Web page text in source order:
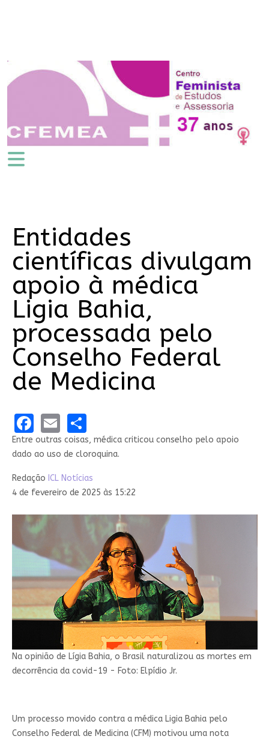
Entidades
científicas divulgam
apoio à médica
Ligia Bahia,
processada pelo
Conselho Federal
de Medicina
Facebook
EmailShare
Entre outras coisas, médica criticou conselho pelo apoio
dado ao uso de cloroquina.
Redação ICL Notícias
4 de fevereiro de 2025 às 15:22
Na opinião de Lígia Bahia, o Brasil naturalizou as mortes em
decorrência da covid-19 - Foto: Elpídio Jr.
Um processo movido contra a médica Ligia Bahia pelo
Conselho Federal de Medicina (CFM) motivou uma nota